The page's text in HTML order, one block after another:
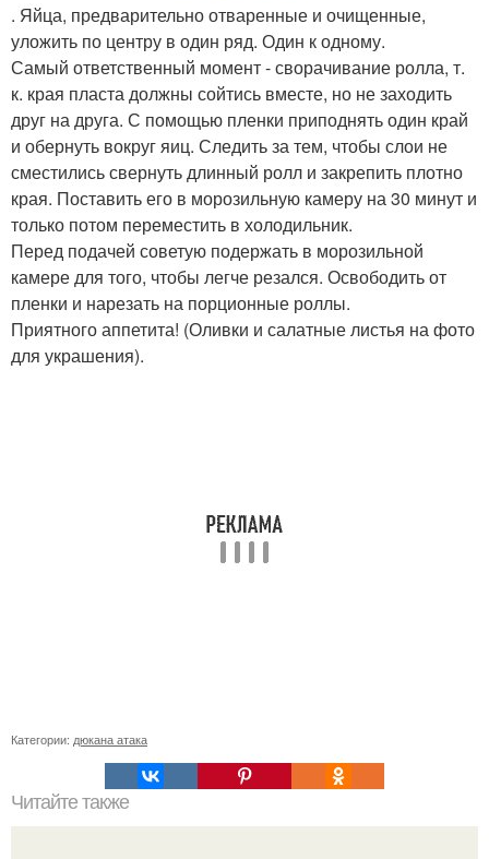
. Яйца, предварительно отваренные и очищенные,
уложить по центру в один ряд. Один к одному.
Самый ответственный момент - сворачивание ролла, т.
к. края пласта должны сойтись вместе, но не заходить
друг на друга. С помощью пленки приподнять один край
и обернуть вокруг яиц. Следить за тем, чтобы слои не
сместились свернуть длинный ролл и закрепить плотно
края. Поставить его в морозильную камеру на 30 минут и
только потом переместить в холодильник.
Перед подачей советую подержать в морозильной
камере для того, чтобы легче резался. Освободить от
пленки и нарезать на порционные роллы.
Приятного аппетита! (Оливки и салатные листья на фото
для украшения).
Категории: дюкана атака
Читайте также